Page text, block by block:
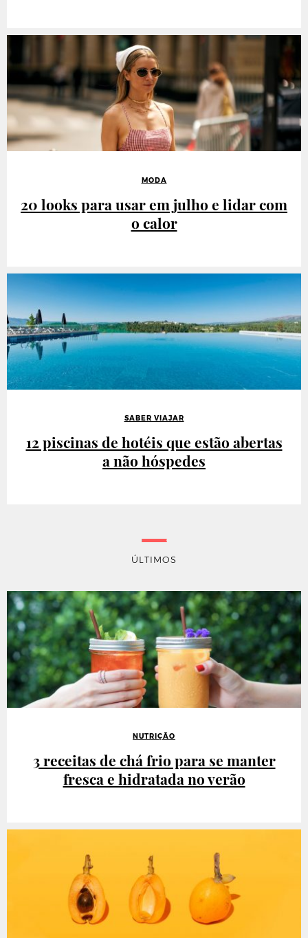
MODA
20 looks para usar em julho e lidar com
o calor
SABER VIAJAR
12 piscinas de hotéis que estão abertas
a não hóspedes
ÚLTIMOS
NUTRIÇÃO
3 receitas de chá frio para se manter
fresca e hidratada no verão